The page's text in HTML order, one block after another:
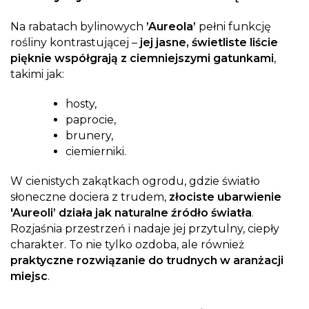
Na rabatach bylinowych ’Aureola’ pełni funkcję
rośliny kontrastującej – jej jasne, świetliste liście
pięknie współgrają z ciemniejszymi gatunkami,
takimi jak:
hosty,
paprocie,
brunery,
ciemierniki.
W cienistych zakątkach ogrodu, gdzie światło
słoneczne dociera z trudem, złociste ubarwienie
'Aureoli’ działa jak naturalne źródło światła.
Rozjaśnia przestrzeń i nadaje jej przytulny, ciepły
charakter. To nie tylko ozdoba, ale również
praktyczne rozwiązanie do trudnych w aranżacji
miejsc.